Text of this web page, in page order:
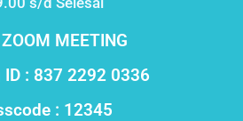
MEETING
: 837 2292 0336
: 12345